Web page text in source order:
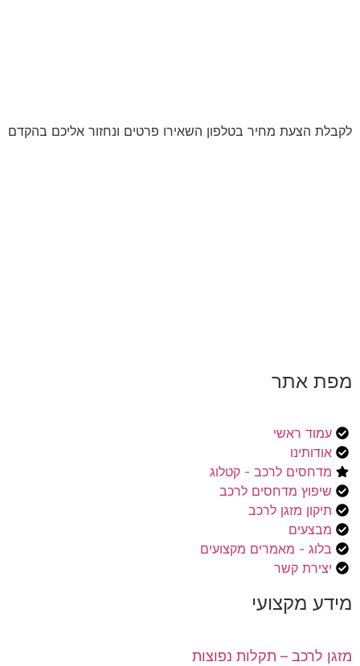
לקבלת הצעת מחיר בטלפון השאירו פרטים ונחזור אליכם בהקדם
מפת אתר
עמוד ראשי
אודותינו
מדחסים לרכב - קטלוג
שיפוץ מדחסים לרכב
תיקון מזגן לרכב
מבצעים
בלוג - מאמרים מקצועים
יצירת קשר
מידע מקצועי
מזגן לרכב – תקלות נפוצות